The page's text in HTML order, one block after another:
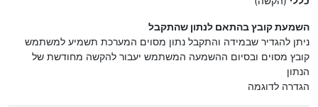
השמעת קובץ בהתאם לנתון שהתקבל
ניתן להגדיר שבמידה והתקבל נתון מסוים המערכת תשמיע למשתמש
קובץ מסוים ובסיום ההשמעה המשתמש יעבור להקשה מחודשת של
הנתון
הגדרה לדוגמה